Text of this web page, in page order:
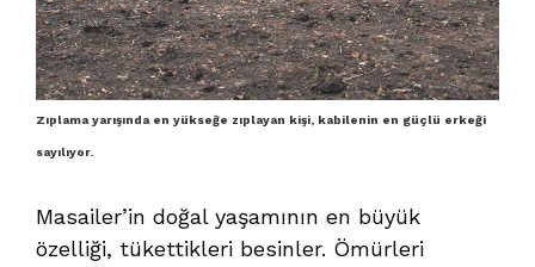
Zıplama yarışında en yükseğe zıplayan kişi, kabilenin en güçlü erkeği
sayılıyor.
Masailer’in doğal yaşamının en büyük
özelliği, tükettikleri besinler. Ömürleri